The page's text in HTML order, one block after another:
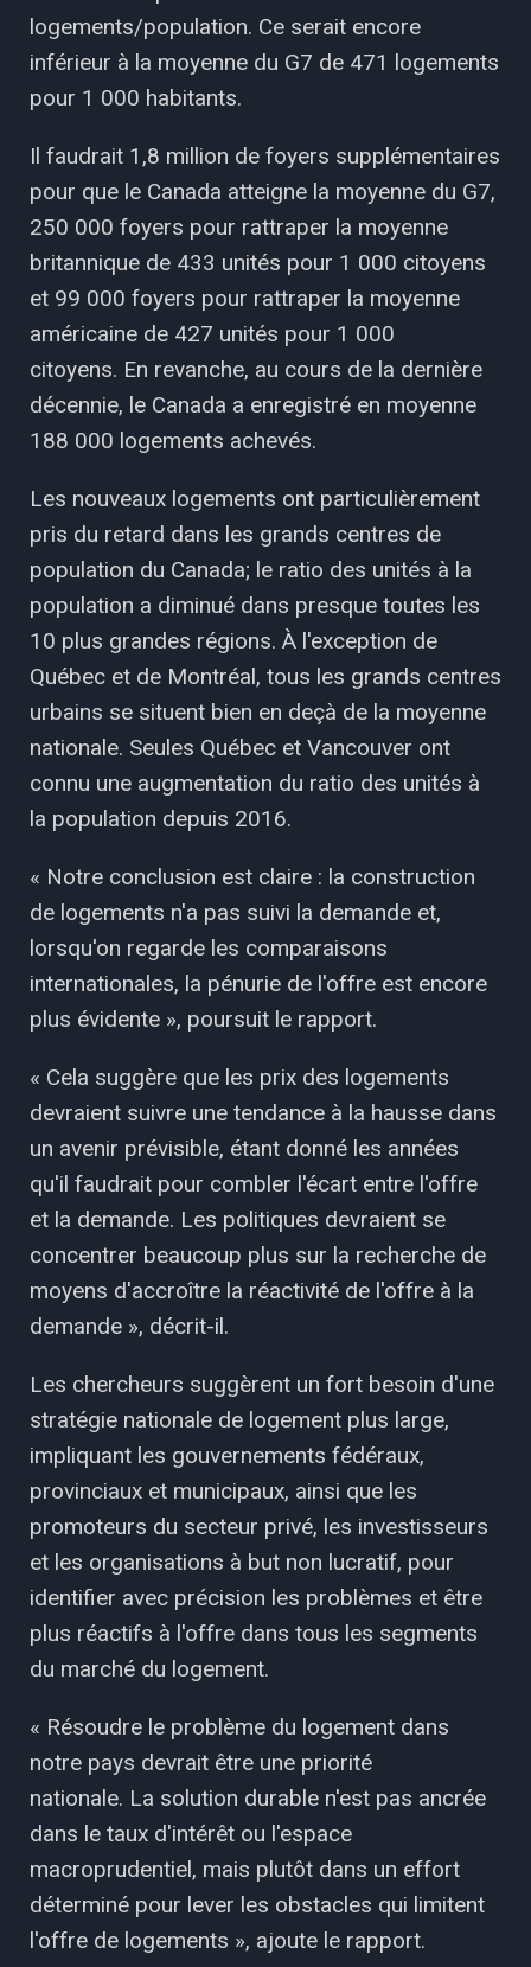
logements/population. Ce serait encore
inférieur à la moyenne du G7 de 471 logements
pour 1 000 habitants.
Il faudrait 1,8 million de foyers supplémentaires
pour que le Canada atteigne la moyenne du G7,
250 000 foyers pour rattraper la moyenne
britannique de 433 unités pour 1 000 citoyens
et 99 000 foyers pour rattraper la moyenne
américaine de 427 unités pour 1 000
citoyens. En revanche, au cours de la dernière
décennie, le Canada a enregistré en moyenne
188 000 logements achevés.
Les nouveaux logements ont particulièrement
pris du retard dans les grands centres de
population du Canada; le ratio des unités à la
population a diminué dans presque toutes les
10 plus grandes régions. À l'exception de
Québec et de Montréal, tous les grands centres
urbains se situent bien en deçà de la moyenne
nationale. Seules Québec et Vancouver ont
connu une augmentation du ratio des unités à
la population depuis 2016.
« Notre conclusion est claire : la construction
de logements n'a pas suivi la demande et,
lorsqu'on regarde les comparaisons
internationales, la pénurie de l'offre est encore
plus évidente », poursuit le rapport.
« Cela suggère que les prix des logements
devraient suivre une tendance à la hausse dans
un avenir prévisible, étant donné les années
qu'il faudrait pour combler l'écart entre l'offre
et la demande. Les politiques devraient se
concentrer beaucoup plus sur la recherche de
moyens d'accroître la réactivité de l'offre à la
demande », décrit-il.
Les chercheurs suggèrent un fort besoin d'une
stratégie nationale de logement plus large,
impliquant les gouvernements fédéraux,
provinciaux et municipaux, ainsi que les
promoteurs du secteur privé, les investisseurs
et les organisations à but non lucratif, pour
identifier avec précision les problèmes et être
plus réactifs à l'offre dans tous les segments
du marché du logement.
« Résoudre le problème du logement dans
notre pays devrait être une priorité
nationale. La solution durable n'est pas ancrée
dans le taux d'intérêt ou l'espace
macroprudentiel, mais plutôt dans un effort
déterminé pour lever les obstacles qui limitent
l'offre de logements », ajoute le rapport.